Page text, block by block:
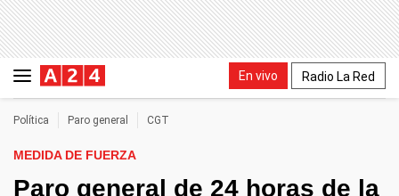
En vivo Radio La Red
Política Paro general CGT
MEDIDA DE FUERZA
Paro general de 24 horas de la